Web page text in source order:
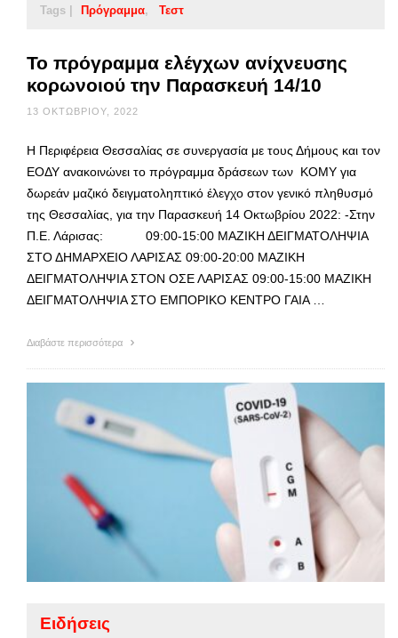
Tags | Πρόγραμμα Τεστ
Το πρόγραμμα ελέγχων ανίχνευσης
κορωνοιού την Παρασκευή 14/10
13 ΟΚΤΩΒΡΊΟΥ, 2022
Η Περιφέρεια Θεσσαλίας σε συνεργασία με τους Δήμους και τον
ΕΟΔΥ ανακοινώνει το πρόγραμμα δράσεων των ΚΟΜΥ για
δωρεάν μαζικό δειγματοληπτικό έλεγχο στον γενικό πληθυσμό
της Θεσσαλίας, για την Παρασκευή 14 Οκτωβρίου 2022: -Στην
Π.Ε. Λάρισας: 09:00-15:00 ΜΑΖΙΚΗ ΔΕΙΓΜΑΤΟΛΗΨΙΑ
ΣΤΟ ΔΗΜΑΡΧΕΙΟ ΛΑΡΙΣΑΣ 09:00-20:00 ΜΑΖΙΚΗ
ΔΕΙΓΜΑΤΟΛΗΨΙΑ ΣΤΟΝ ΟΣΕ ΛΑΡΙΣΑΣ 09:00-15:00 ΜΑΖΙΚΗ
ΔΕΙΓΜΑΤΟΛΗΨΙΑ ΣΤΟ ΕΜΠΟΡΙΚΟ ΚΕΝΤΡΟ ΓΑΙΑ …
Διαβάστε περισσότερα
Ειδήσεις